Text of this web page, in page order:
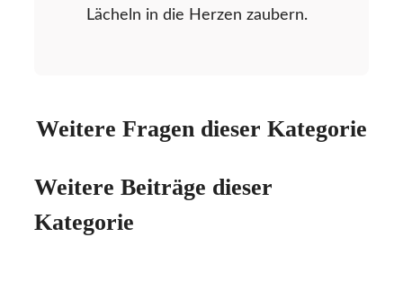
Lächeln in die Herzen zaubern.
Weitere Fragen dieser Kategorie
Weitere Beiträge dieser
Kategorie